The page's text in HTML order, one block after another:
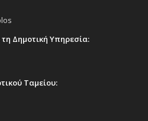
Δημοτική Υπηρεσία:
Ταμείου: